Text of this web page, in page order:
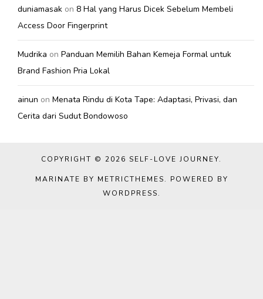
duniamasak on 8 Hal yang Harus Dicek Sebelum Membeli
Access Door Fingerprint
Mudrika on Panduan Memilih Bahan Kemeja Formal untuk
Brand Fashion Pria Lokal
ainun on Menata Rindu di Kota Tape: Adaptasi, Privasi, dan
Cerita dari Sudut Bondowoso
COPYRIGHT © 2026 SELF-LOVE JOURNEY.
MARINATE BY METRICTHEMES. POWERED BY
WORDPRESS.